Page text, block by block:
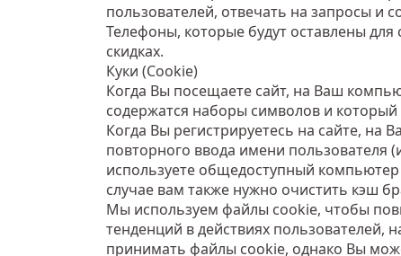
пользователей, отвечать на запросы и
Телефоны, которые будут оставлены
скидках.
Куки (Cookie)
Когда Вы посещаете сайт, на Ваш
содержатся наборы символов и
Когда Вы регистрируетесь на сайте,
повторного ввода имени пользователя
используете общедоступный
случае вам также нужно очистить кэш
Мы используем файлы cookie, чтобы
тенденций в действиях
принимать файлы cookie, однако Вы